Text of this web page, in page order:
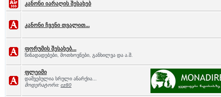
კანონი იარაღის შესახებ
კანონი ჩვენი თვალით...
ფორუმის შესახებ...
წინადადებები, მოთხოვნები, განხილვა და ა.შ.
ფლეიმი
დაშვებულია სრული ანარქია...
მოდერატორი: cz80